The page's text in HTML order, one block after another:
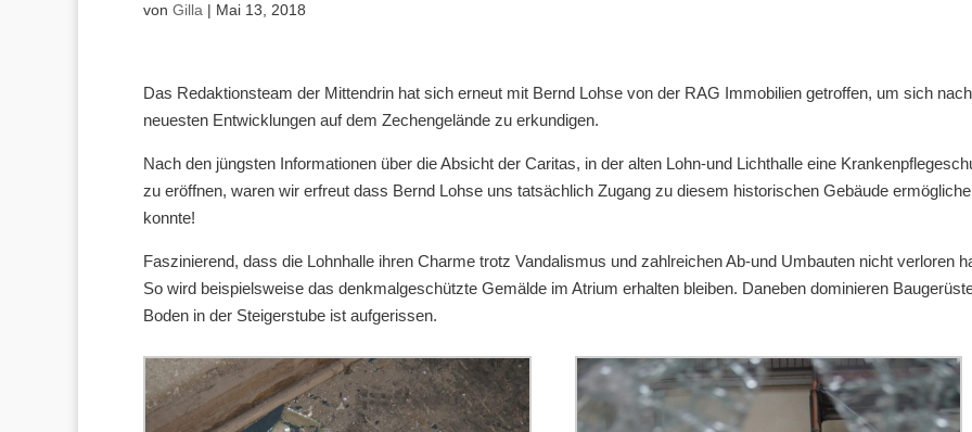
von Gilla | Mai 13, 2018
Das Redaktionsteam der Mittendrin hat sich erneut mit Bernd Lohse von der RAG Immobilien getroffen, um sich
neuesten Entwicklungen auf dem Zechengelände zu erkundigen.
Nach den jüngsten Informationen über die Absicht der Caritas, in der alten Lohn-und Lichthalle eine
zu eröffnen, waren wir erfreut dass Bernd Lohse uns tatsächlich Zugang zu diesem historischen Gebäude
konnte!
Faszinierend, dass die Lohnhalle ihren Charme trotz Vandalismus und zahlreichen Ab-und Umbauten nicht verloren
So wird beispielsweise das denkmalgeschützte Gemälde im Atrium erhalten bleiben. Daneben dominieren
Boden in der Steigerstube ist aufgerissen.